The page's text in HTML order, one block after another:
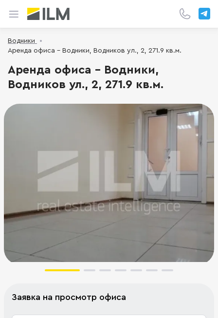
Водники
Аренда офиса - Водники, Водников ул., 2, 271.9 кв.м.
Аренда офиса - Водники,
Водников ул., 2, 271.9 кв.м.
Заявка на просмотр офиса